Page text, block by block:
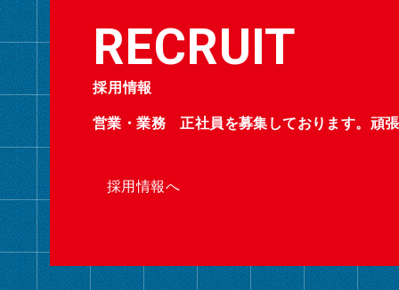
採用情報
営業・業務 正社員を募集しております。頑
採用情報へ